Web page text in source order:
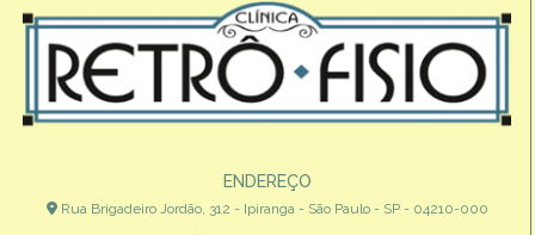
ENDEREÇO
Rua Brigadeiro Jordão, 312 - Ipiranga - São Paulo - SP - 04210-000